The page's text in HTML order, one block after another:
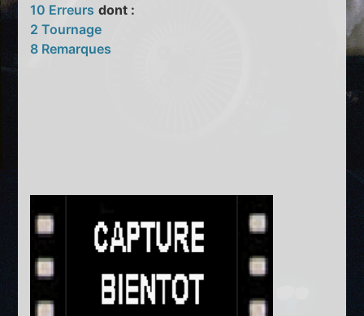
10 Erreurs dont :
2 Tournage
8 Remarques